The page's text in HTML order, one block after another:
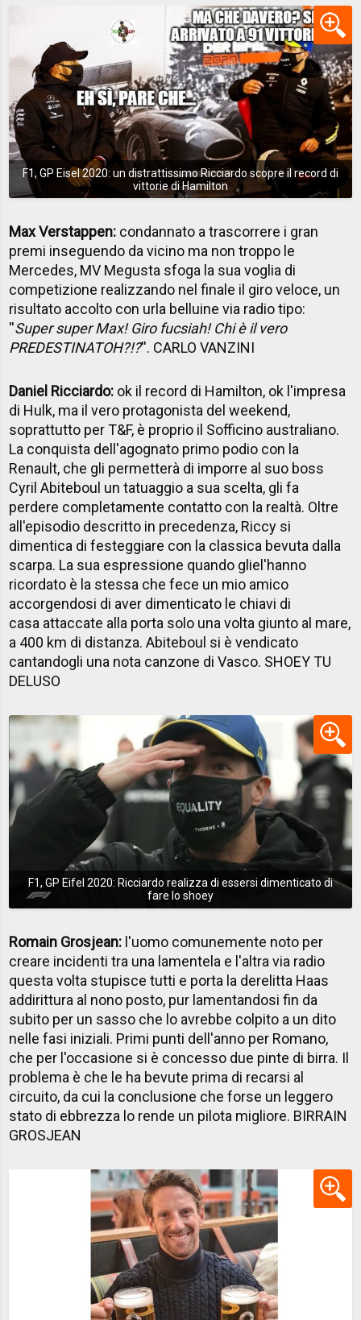
F1, GP Eisel 2020: un distrattissimo Ricciardo scopre il record di
vittorie di Hamilton
Max Verstappen: condannato a trascorrere i gran
premi inseguendo da vicino ma non troppo le
Mercedes, MV Megusta sfoga la sua voglia di
competizione realizzando nel finale il giro veloce, un
risultato accolto con urla belluine via radio tipo:
''Super super Max! Giro fucsiah! Chi è il vero
PREDESTINATOH?!?''. CARLO VANZINI
Daniel Ricciardo: ok il record di Hamilton, ok l'impresa
di Hulk, ma il vero protagonista del weekend,
soprattutto per T&F, è proprio il Sofficino australiano.
La conquista dell'agognato primo podio con la
Renault, che gli permetterà di imporre al suo boss
Cyril Abiteboul un tatuaggio a sua scelta, gli fa
perdere completamente contatto con la realtà. Oltre
all'episodio descritto in precedenza, Riccy si
dimentica di festeggiare con la classica bevuta dalla
scarpa. La sua espressione quando gliel'hanno
ricordato è la stessa che fece un mio amico
accorgendosi di aver dimenticato le chiavi di
casa attaccate alla porta solo una volta giunto al mare,
a 400 km di distanza. Abiteboul si è vendicato
cantandogli una nota canzone di Vasco. SHOEY TU
DELUSO
F1, GP Eifel 2020: Ricciardo realizza di essersi dimenticato di
fare lo shoey
Romain Grosjean: l'uomo comunemente noto per
creare incidenti tra una lamentela e l'altra via radio
questa volta stupisce tutti e porta la derelitta Haas
addirittura al nono posto, pur lamentandosi fin da
subito per un sasso che lo avrebbe colpito a un dito
nelle fasi iniziali. Primi punti dell'anno per Romano,
che per l'occasione si è concesso due pinte di birra. Il
problema è che le ha bevute prima di recarsi al
circuito, da cui la conclusione che forse un leggero
stato di ebbrezza lo rende un pilota migliore. BIRRAIN
GROSJEAN